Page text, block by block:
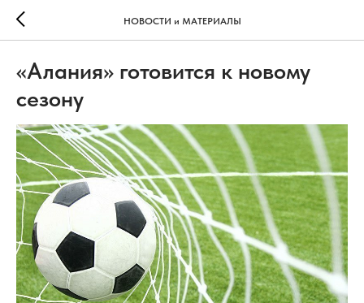
НОВОСТИ и МАТЕРИАЛЫ
«Алания» готовится к новому
сезону